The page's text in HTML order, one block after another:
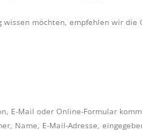
wissen möchten, empfehlen wir
E-Mail oder Online-Formular
Name, E-Mail-Adresse,